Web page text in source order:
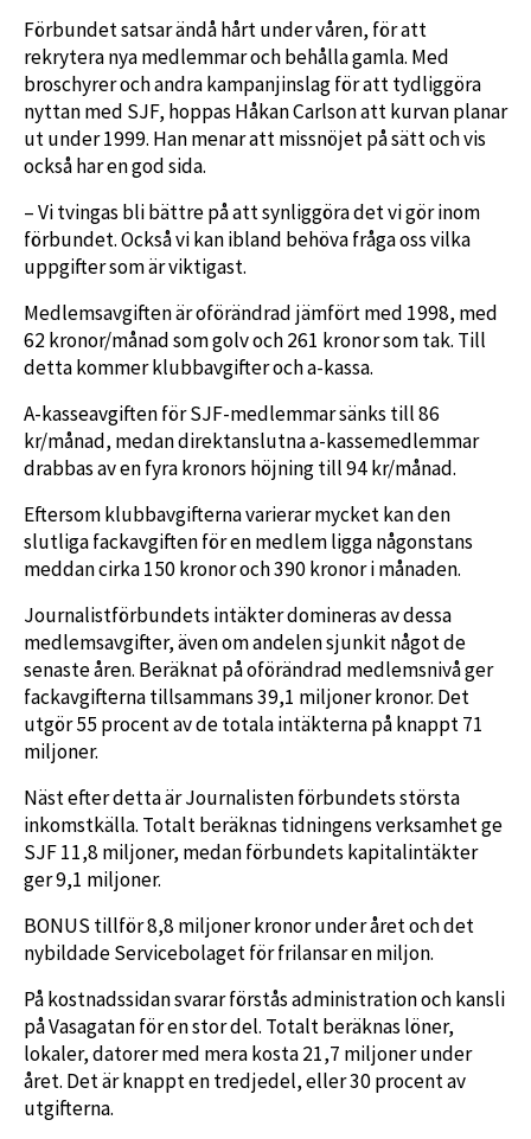
Förbundet satsar ändå hårt under våren, för att
rekrytera nya medlemmar och behålla gamla. Med
broschyrer och andra kampanjinslag för att tydliggöra
nyttan med SJF, hoppas Håkan Carlson att kurvan planar
ut under 1999. Han menar att missnöjet på sätt och vis
också har en god sida.
– Vi tvingas bli bättre på att synliggöra det vi gör inom
förbundet. Också vi kan ibland behöva fråga oss vilka
uppgifter som är viktigast.
Medlemsavgiften är oförändrad jämfört med 1998, med
62 kronor/månad som golv och 261 kronor som tak. Till
detta kommer klubbavgifter och a-kassa.
A-kasseavgiften för SJF-medlemmar sänks till 86
kr/månad, medan direktanslutna a-kassemedlemmar
drabbas av en fyra kronors höjning till 94 kr/månad.
Eftersom klubbavgifterna varierar mycket kan den
slutliga fackavgiften för en medlem ligga någonstans
meddan cirka 150 kronor och 390 kronor i månaden.
Journalistförbundets intäkter domineras av dessa
medlemsavgifter, även om andelen sjunkit något de
senaste åren. Beräknat på oförändrad medlemsnivå ger
fackavgifterna tillsammans 39,1 miljoner kronor. Det
utgör 55 procent av de totala intäkterna på knappt 71
miljoner.
Näst efter detta är Journalisten förbundets största
inkomstkälla. Totalt beräknas tidningens verksamhet ge
SJF 11,8 miljoner, medan förbundets kapitalintäkter
ger 9,1 miljoner.
BONUS tillför 8,8 miljoner kronor under året och det
nybildade Servicebolaget för frilansar en miljon.
På kostnadssidan svarar förstås administration och kansli
på Vasagatan för en stor del. Totalt beräknas löner,
lokaler, datorer med mera kosta 21,7 miljoner under
året. Det är knappt en tredjedel, eller 30 procent av
utgifterna.